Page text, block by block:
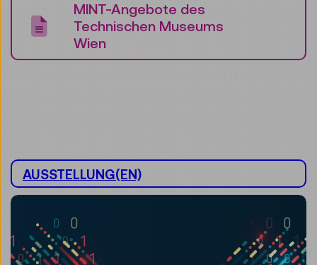
MINT-Angebote des
Technischen Museums
Wien
AUSSTELLUNG(EN)